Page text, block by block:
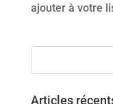
ajouter à votre
Articles